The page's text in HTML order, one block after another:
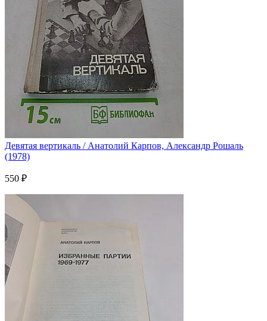
Девятая вертикаль / Анатолий Карпов, Александр Рошаль
(1978)
550 ₽